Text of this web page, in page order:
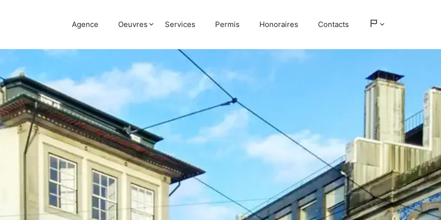
Agence Oeuvres Services Permis Honoraires Contacts